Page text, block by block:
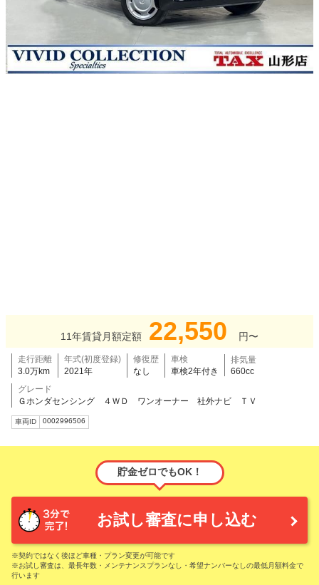
11年賃貸月額定額 22,550 円〜
走行距離
3.0万km
年式(初度登録)
2021年
修復歴
なし
車検
車検2年付き
排気量
660cc
グレード
Ｇホンダセンシング ４ＷＤ ワンオーナー 社外ナビ ＴＶ
車両ID 0002996506
貯金ゼロでもOK！
お試し審査に申し込む
※契約ではなく後ほど車種・プラン変更が可能です
※お試し審査は、最長年数・メンテナンスプランなし・希望ナンバーなしの最低月額料金で
行います